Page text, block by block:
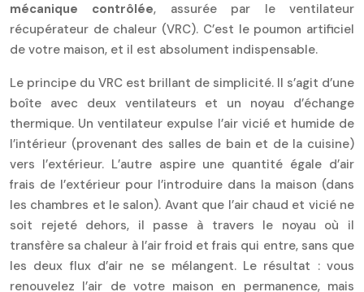
mécanique contrôlée, assurée par le ventilateur
récupérateur de chaleur (VRC). C’est le poumon artificiel
de votre maison, et il est absolument indispensable.
Le principe du VRC est brillant de simplicité. Il s’agit d’une
boîte avec deux ventilateurs et un noyau d’échange
thermique. Un ventilateur expulse l’air vicié et humide de
l’intérieur (provenant des salles de bain et de la cuisine)
vers l’extérieur. L’autre aspire une quantité égale d’air
frais de l’extérieur pour l’introduire dans la maison (dans
les chambres et le salon). Avant que l’air chaud et vicié ne
soit rejeté dehors, il passe à travers le noyau où il
transfère sa chaleur à l’air froid et frais qui entre, sans que
les deux flux d’air ne se mélangent. Le résultat : vous
renouvelez l’air de votre maison en permanence, mais